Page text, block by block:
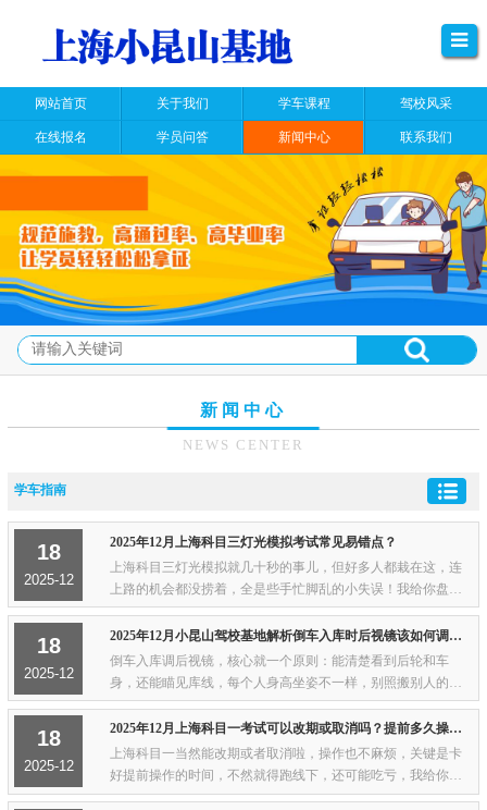
网站首页 关于我们 学车课程 驾校风采
在线报名 学员问答 新闻中心 联系我们
新闻中心
NEWS CENTER
学车指南
18
2025-12
2025年12月上海科目三灯光模拟考试常见易错点？
上海科目三灯光模拟就几十秒的事儿，但好多人都栽在这，连
上路的机会都没捞着，全是些手忙脚乱的小失误！我给你盘点
下大家常踩的坑，记牢了准能避开：抢口令动手太快 这绝对是
最冤的错！语音还没念完，比如刚听到“...
18
2025-12
2025年12月小昆山驾校基地解析倒车入库时后视镜该如何调节？
倒车入库调后视镜，核心就一个原则：能清楚看到后轮和车
身，还能瞄见库线，每个人身高坐姿不一样，别照搬别人的调
法，按自己的习惯来，我给你说个超实用的调法，上海考场练
车的人基本都这么用：先调座椅！座椅没调好...
18
2025-12
2025年12月上海科目一考试可以改期或取消吗？提前多久操作？
上海科目一当然能改期或者取消啦，操作也不麻烦，关键是卡
好提前操作的时间，不然就得跑线下，还可能吃亏，我给你说
的明明白白的：想省事就提前2天，手机上点几下就行 要是临时